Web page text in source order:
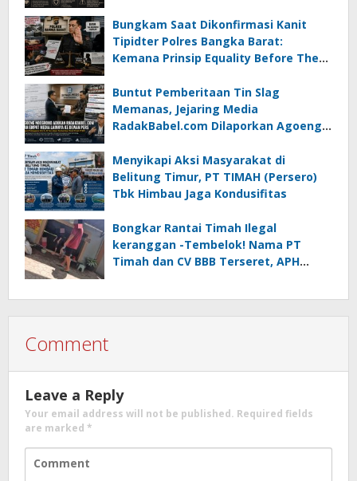
Bungkam Saat Dikonfirmasi Kanit
Tipidter Polres Bangka Barat:
Kemana Prinsip Equality Before The
Buntut Pemberitaan Tin Slag
Memanas, Jejaring Media
RadakBabel.com Dilaporkan Agoeng
Menyikapi Aksi Masyarakat di
Belitung Timur, PT TIMAH (Persero)
Tbk Himbau Jaga Kondusifitas
Bongkar Rantai Timah Ilegal
keranggan -Tembelok! Nama PT
Timah dan CV BBB Terseret, APH
Comment
Leave a Reply
Your email address will not be published. Required fields
are marked *